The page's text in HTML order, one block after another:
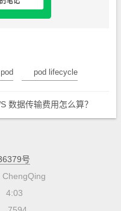
pod pod lifecycle
数据传输费用怎么算？
号
ChengQing
4:03